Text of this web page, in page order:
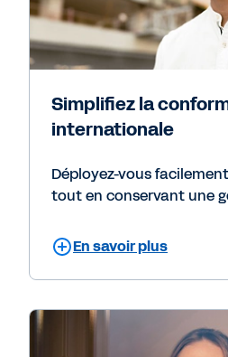
Simplifiez la
internationale
Déployez-vous
tout en conservant une
En savoir plus